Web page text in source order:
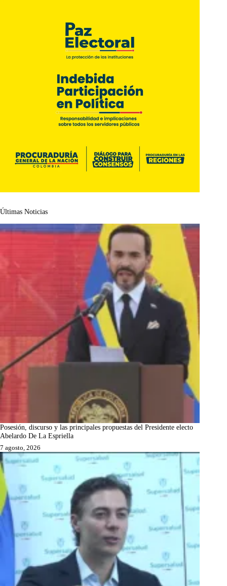
Últimas Noticias
Posesión, discurso y las principales propuestas del Presidente electo
Abelardo De La Espriella
7 agosto, 2026